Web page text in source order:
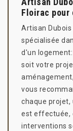
Floirac
Artisan
spécialisée
d'un
soit votre
vous
chaque projet,
est effectuée,
interventions